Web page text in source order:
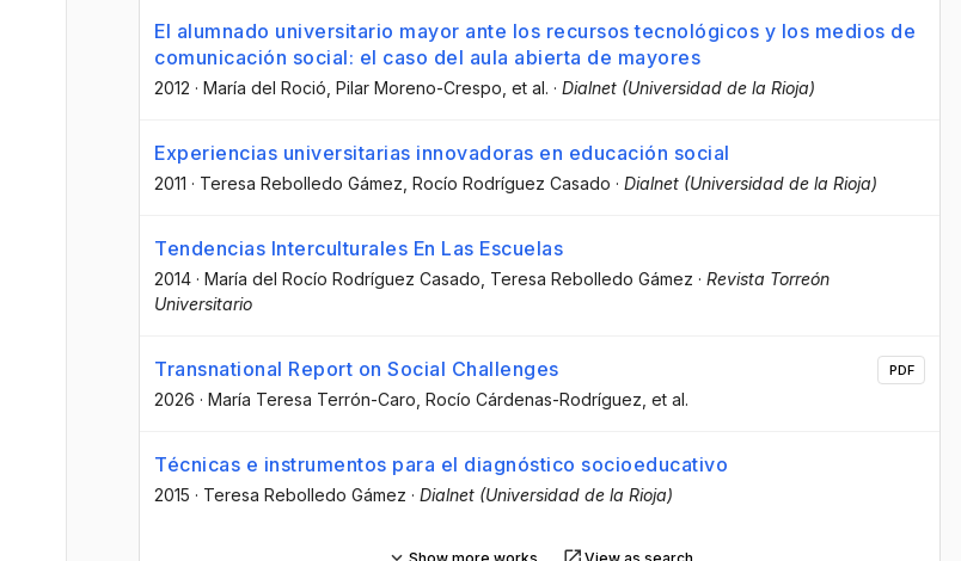
El alumnado universitario mayor ante los recursos tecnológicos y los medios de
comunicación social: el caso del aula abierta de mayores
2012 · María del Roció, Pilar Moreno-Crespo, et al. · Dialnet (Universidad de la Rioja)
Experiencias universitarias innovadoras en educación social
2011 · Teresa Rebolledo Gámez, Rocío Rodríguez Casado · Dialnet (Universidad de la Rioja)
Tendencias Interculturales En Las Escuelas
2014 · María del Rocío Rodríguez Casado, Teresa Rebolledo Gámez · Revista Torreón
Universitario
Transnational Report on Social Challenges
2026 · María Teresa Terrón-Caro, Rocío Cárdenas-Rodríguez, et al.
PDF
Técnicas e instrumentos para el diagnóstico socioeducativo
2015 · Teresa Rebolledo Gámez · Dialnet (Universidad de la Rioja)